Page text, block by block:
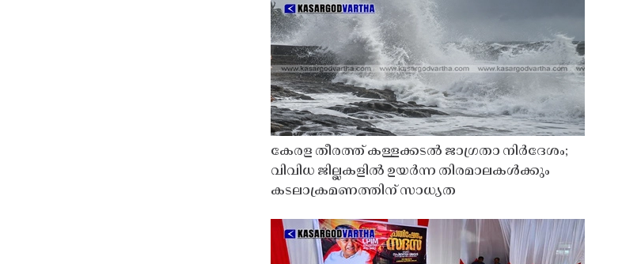
കേരള തീരത്ത് കള്ളക്കടൽ ജാഗ്രതാ നിർദേശം;
വിവിധ ജില്ലകളിൽ ഉയർന്ന തിരമാലകൾക്കും
കടലാക്രമണത്തിന് സാധ്യത